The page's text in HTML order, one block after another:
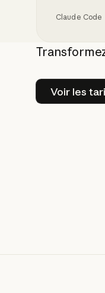
Claude Code
Comment
Voir les